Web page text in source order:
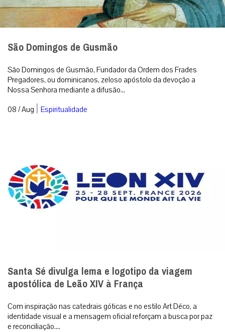
São Domingos de Gusmão
São Domingos de Gusmão, Fundador da Ordem dos Frades
Pregadores, ou dominicanos, zeloso apóstolo da devoção a
Nossa Senhora mediante a difusão...
08 / Aug | Espiritualidade
Santa Sé divulga lema e logotipo da viagem
apostólica de Leão XIV à França
Com inspiração nas catedrais góticas e no estilo Art Déco, a
identidade visual e a mensagem oficial reforçam a busca por paz
e reconciliação....